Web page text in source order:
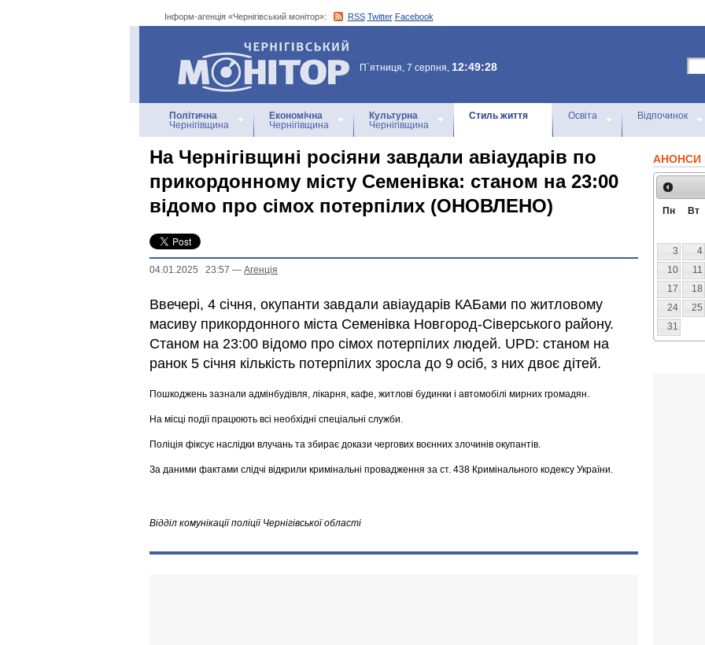
Інформ-агенція «Чернігівський монітор»: RSS Twitter Facebook
Інформ-агенція
«Чернігівський монітор»
П`ятниця, 7 серпня, 12:49:28
Політична
Чернігівщина
Економічна
Чернігівщина
Культурна
Чернігівщина
Стиль життя Освіта Відпочинок
На Чернігівщині росіяни завдали авіаударів по
прикордонному місту Семенівка: станом на 23:00
відомо про сімох потерпілих (ОНОВЛЕНО)
04.01.2025 23:57 — Агенцiя
Ввечері, 4 січня, окупанти завдали авіаударів КАБами по житловому
масиву прикордонного міста Семенівка Новгород-Сіверського району.
Станом на 23:00 відомо про сімох потерпілих людей. UPD: станом на
ранок 5 січня кількість потерпілих зросла до 9 осіб, з них двоє дітей.
Пошкоджень зазнали адмінбудівля, лікарня, кафе, житлові будинки і автомобілі мирних громадян.
На місці події працюють всі необхідні спеціальні служби.
Поліція фіксує наслідки влучань та збирає докази чергових воєнних злочинів окупантів.
За даними фактами слідчі відкрили кримінальні провадження за ст. 438 Кримінального кодексу України.
Відділ комунікації поліції Чернігівської області
АНОНСИ
Пн Вт
3
4
10
11
17
18
24
25
31